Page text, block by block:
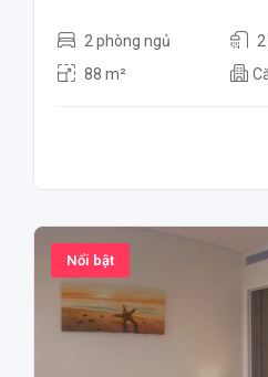
2 phòng ngủ
88 m²
Nổi bật